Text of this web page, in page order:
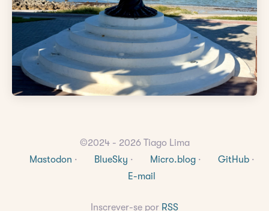
©2024 - 2026 Tiago Lima
Mastodon · BlueSky · Micro.blog · GitHub ·
E-mail
Inscrever-se por RSS